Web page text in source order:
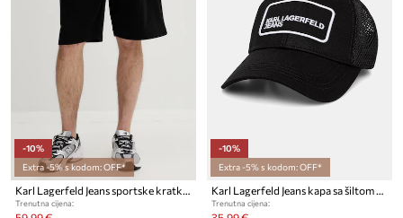
-10%
Extra -5% s kodom: OFF*
Karl Lagerfeld Jeans sportske kratke hlače za muškarce od pamuka
Trenutna cijena:
-10%
Extra -5% s kodom: OFF*
Karl Lagerfeld Jeans kapa sa šiltom za muškarce
Trenutna cijena: